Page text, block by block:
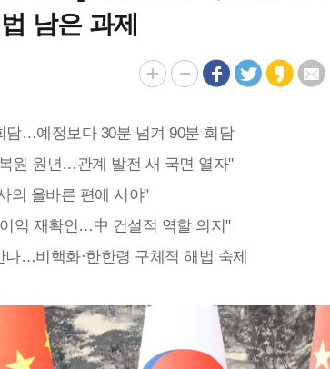
남은 과제
담…예정보다 30분 넘겨 90분 회담
원 원년…관계 발전 새 국면 열자"
의 올바른 편에 서야"
익 재확인…中 건설적 역할 의지"
…비핵화·한한령 구체적 해법 숙제